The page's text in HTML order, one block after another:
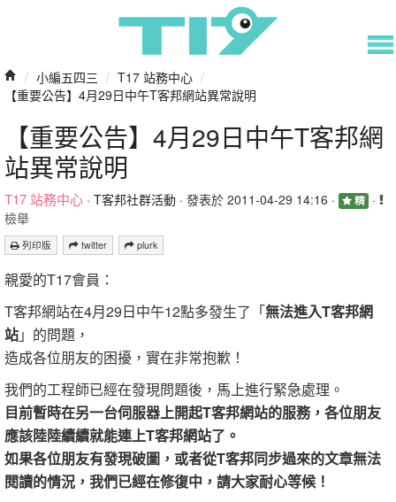
/ 小編五四三 / T17 站務中心 /
【重要公告】4月29日中午T客邦網站異常說明
【重要公告】4月29日中午T客邦網
站異常說明
T17 站務中心 · T客邦社群活動 · 發表於 2011-04-29 14:16 · 精 ·
檢舉
列印版 twitter plurk
親愛的T17會員：
T客邦網站在4月29日中午12點多發生了「無法進入T客邦網
站」的問題，
造成各位朋友的困擾，實在非常抱歉！
我們的工程師已經在發現問題後，馬上進行緊急處理。
目前暫時在另一台伺服器上開起T客邦網站的服務，各位朋友
應該陸陸續續就能連上T客邦網站了。
如果各位朋友有發現破圖，或者從T客邦同步過來的文章無法
閱讀的情況，我們已經在修復中，請大家耐心等候！